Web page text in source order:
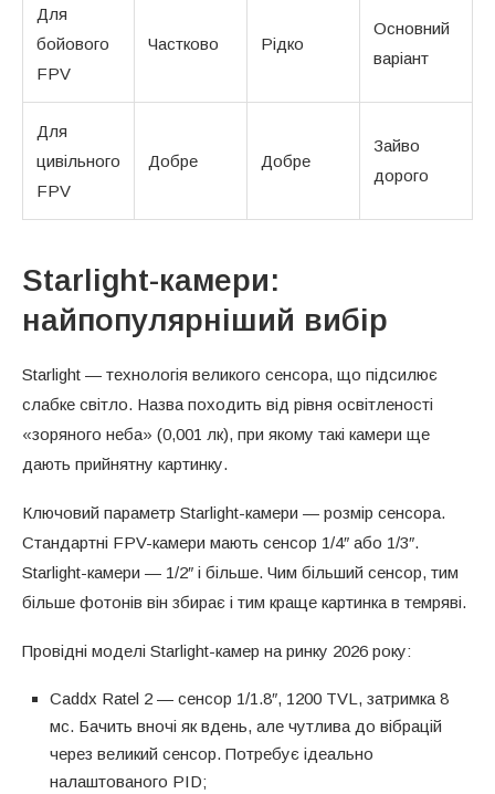
Для
бойового
FPV
Частково Рідко
Основний
варіант
Для
цивільного
FPV
Добре Добре
Зайво
дорого
Starlight-камери:
найпопулярніший вибір
Starlight — технологія великого сенсора, що підсилює
слабке світло. Назва походить від рівня освітленості
«зоряного неба» (0,001 лк), при якому такі камери ще
дають прийнятну картинку.
Ключовий параметр Starlight-камери — розмір сенсора.
Стандартні FPV-камери мають сенсор 1/4″ або 1/3″.
Starlight-камери — 1/2″ і більше. Чим більший сенсор, тим
більше фотонів він збирає і тим краще картинка в темряві.
Провідні моделі Starlight-камер на ринку 2026 року:
Caddx Ratel 2 — сенсор 1/1.8″, 1200 TVL, затримка 8
мс. Бачить вночі як вдень, але чутлива до вібрацій
через великий сенсор. Потребує ідеально
налаштованого PID;